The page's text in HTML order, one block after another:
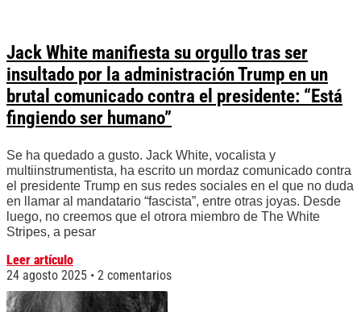
Jack White manifiesta su orgullo tras ser
insultado por la administración Trump en un
brutal comunicado contra el presidente: “Está
fingiendo ser humano”
Se ha quedado a gusto. Jack White, vocalista y
multiinstrumentista, ha escrito un mordaz comunicado contra
el presidente Trump en sus redes sociales en el que no duda
en llamar al mandatario “fascista”, entre otras joyas. Desde
luego, no creemos que el otrora miembro de The White
Stripes, a pesar
Leer artículo
24 agosto 2025
2 comentarios